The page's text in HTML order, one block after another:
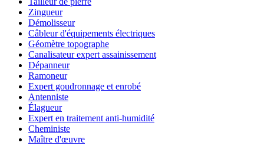
Zingueur
Démolisseur
Câbleur d'équipements électriques
Géomètre topographe
Canalisateur expert assainissement
Dépanneur
Ramoneur
Expert goudronnage et enrobé
Antenniste
Élagueur
Expert en traitement anti-humidité
Cheministe
Maître d'œuvre